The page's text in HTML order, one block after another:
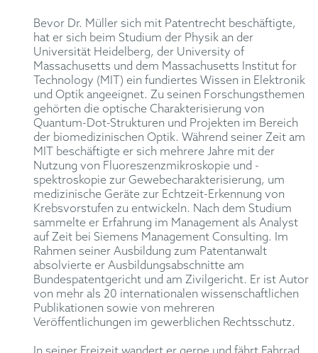
Bevor Dr. Müller sich mit Patentrecht beschäftigte,
hat er sich beim Studium der Physik an der
Universität Heidelberg, der University of
Massachusetts und dem Massachusetts Institut for
Technology (MIT) ein fundiertes Wissen in Elektronik
und Optik angeeignet. Zu seinen Forschungsthemen
gehörten die optische Charakterisierung von
Quantum-Dot-Strukturen und Projekten im Bereich
der biomedizinischen Optik. Während seiner Zeit am
MIT beschäftigte er sich mehrere Jahre mit der
Nutzung von Fluoreszenzmikroskopie und -
spektroskopie zur Gewebecharakterisierung, um
medizinische Geräte zur Echtzeit-Erkennung von
Krebsvorstufen zu entwickeln. Nach dem Studium
sammelte er Erfahrung im Management als Analyst
auf Zeit bei Siemens Management Consulting. Im
Rahmen seiner Ausbildung zum Patentanwalt
absolvierte er Ausbildungsabschnitte am
Bundespatentgericht und am Zivilgericht. Er ist Autor
von mehr als 20 internationalen wissenschaftlichen
Publikationen sowie von mehreren
Veröffentlichungen im gewerblichen Rechtsschutz.